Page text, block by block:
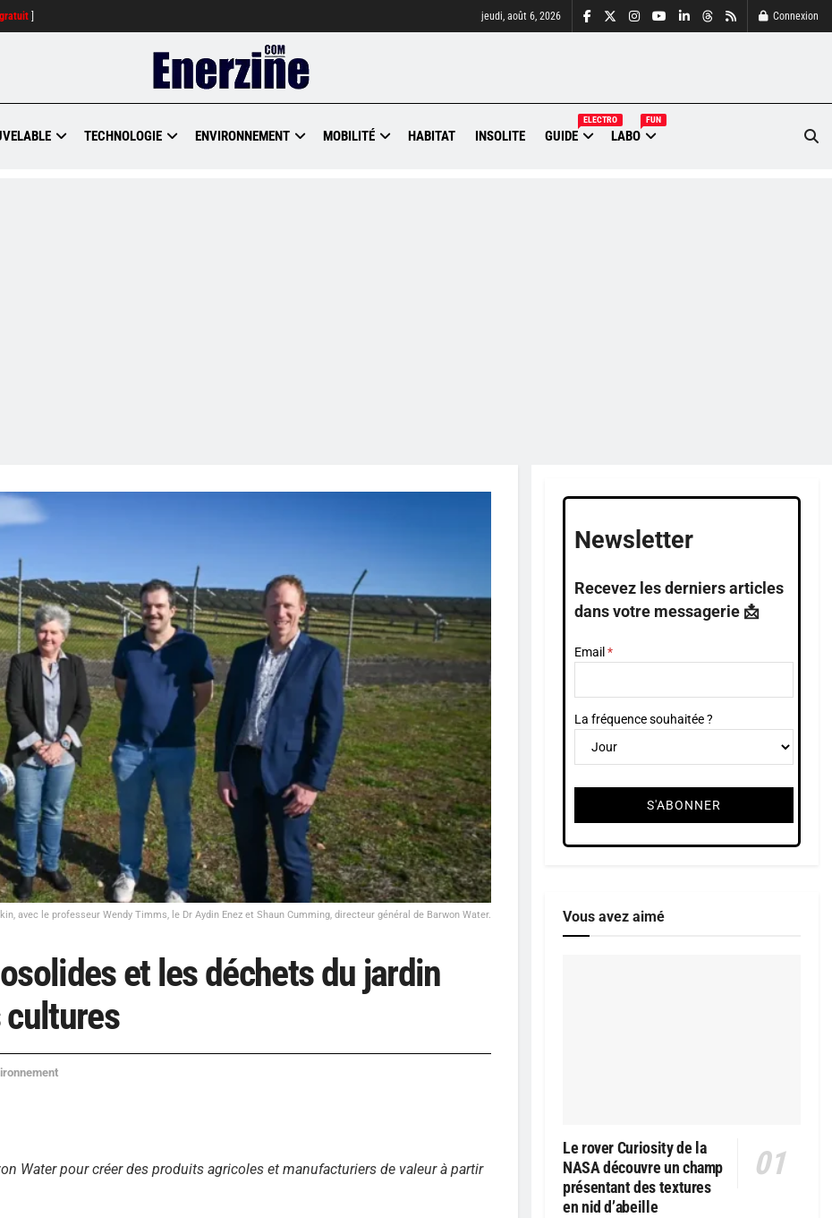
gratuit jeudi, août 6, 2026 Connexion
TECHNOLOGIE ENVIRONNEMENT MOBILITÉ HABITAT INSOLITE GUIDE
ELECTRO
LABO
FUN
avec le professeur Wendy Timms, le Dr Aydin Enez et Shaun Cumming, directeur général de Barwon Water.
et les déchets du jardin
Water pour créer des produits agricoles et manufacturiers de valeur à partir
Newsletter
Recevez les derniers articles
dans votre messagerie 📩
Email
La fréquence souhaitée ?
Vous avez aimé
Le rover Curiosity de la
NASA découvre un champ
présentant des textures
en nid d’abeille